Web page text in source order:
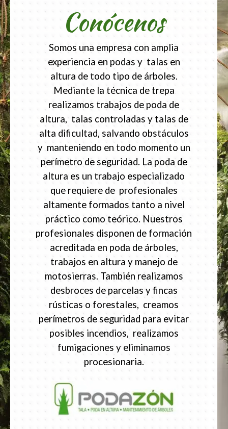
Conócenos
Somos una empresa con amplia
experiencia en podas y talas en
altura de todo tipo de árboles.
Mediante la técnica de trepa
realizamos trabajos de poda de
altura, talas controladas y talas de
alta dificultad, salvando obstáculos
y manteniendo en todo momento un
perímetro de seguridad. La poda de
altura es un trabajo especializado
que requiere de profesionales
altamente formados tanto a nivel
práctico como teórico. Nuestros
profesionales disponen de formación
acreditada en poda de árboles,
trabajos en altura y manejo de
motosierras. También realizamos
desbroces de parcelas y fincas
rústicas o forestales, creamos
perímetros de seguridad para evitar
posibles incendios, realizamos
fumigaciones y eliminamos
procesionaria.